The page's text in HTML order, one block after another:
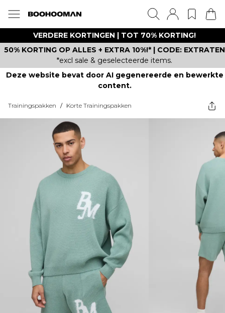
VERDERE KORTINGEN | TOT 70% KORTING!
50% KORTING OP ALLES + EXTRA 10%!* | CODE: EXTRATEN
*excl sale & geselecteerde items.
Deze website bevat door AI gegenereerde en bewerkte
content.
Trainingspakken / Korte Trainingspakken